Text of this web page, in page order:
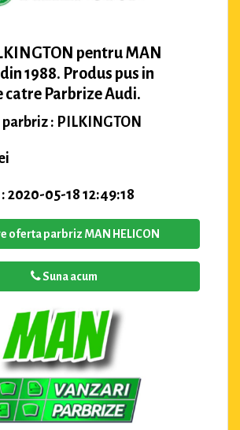
pentru MAN
1988. Produs pus in
catre Parbrize Audi.
: PILKINGTON
2020-05-18 12:49:18
oferta parbriz MAN HELICON
Suna acum